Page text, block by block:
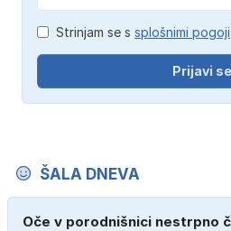
Strinjam se s splošnimi pogoji
Prijavi se
ŠALA DNEVA
Oče v porodnišnici nestrpno